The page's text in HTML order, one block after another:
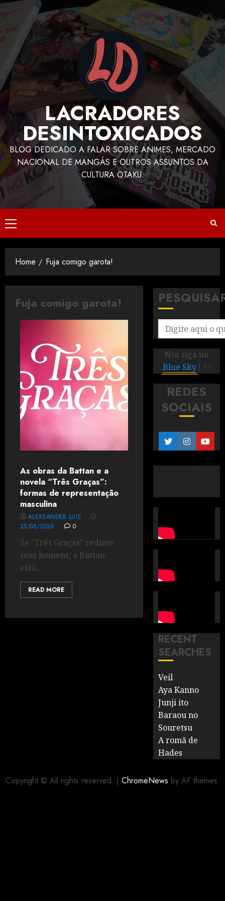
LACRADORES
DESINTOXICADOS
BLOG DEDICADO A FALAR SOBRE ANIMES, MERCADO
NACIONAL DE MANGÁS E OUTROS ASSUNTOS DA
CULTURA OTAKU.
Home Fuja comigo garota!
Fuja comigo garota!
As obras da Battan e a
novela “Três Graças”:
formas de representação
masculina
ALEXSANDER LUIZ
25/05/2026
0
Se "Três Graças" redime
seus homens, a Battan
está...
READ MORE
Nos siga no
Blue Sky ! ^^
REDES
SOCIAIS
RECENT
SEARCHES
Veil
Aya Kanno
Junji ito
Baraou no
Souretsu
A romã de
Hades
Copyright © All rights reserved. | ChromeNews by AF themes.